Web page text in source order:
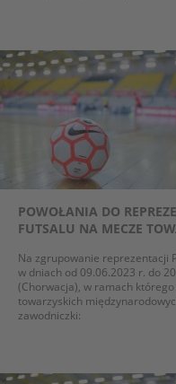
POWOŁANIA DO
FUTSALU NA MECZE
Na zgrupowanie reprezentacji
w dniach od 09.06.2023 r. do
(Chorwacja), w ramach
towarzyskich
zawodniczki: